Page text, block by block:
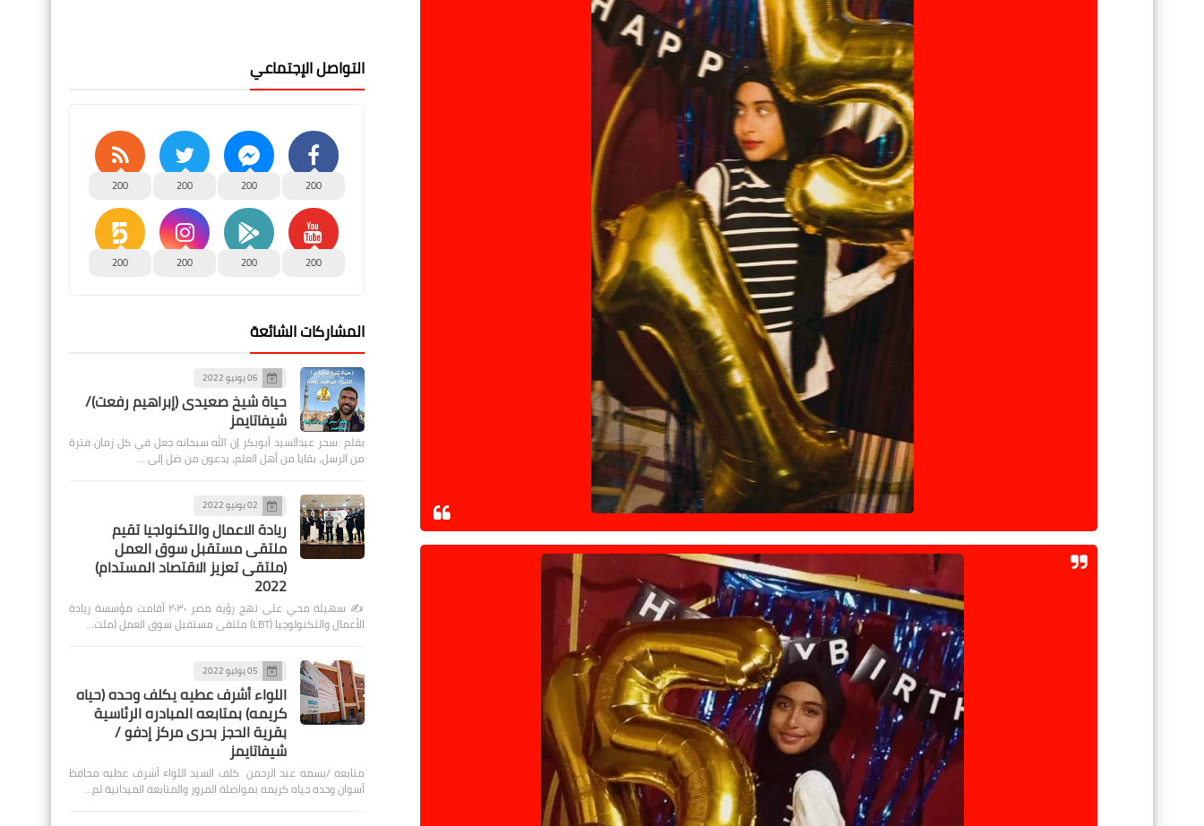
التواصل الإجتماعي
200
200
200
200
200
200
200
200
المشاركات الشائعة
06 يونيو 2022
حياة شيخ صعيدى (إبراهيم رفعت)/
شيفاتايمز
بقلم :سحر عبدالسيد أبوبكر إن الله سبحانه جعل في كل زمان فترة
من الرسل، بقايا من أهل العلم، يدعون من ضل إلى …
02 يونيو 2022
ريادة الاعمال والتكنولجيا تقيم
ملتقى مستقبل سوق العمل
(ملتقى تعزيز الاقتصاد المستدام)
2022
✍️ سهيلة محي على نهج رؤية مصر ٢٠٣٠ أقامت مؤسسة ريادة
الأعمال والتكنولوجيا (LBT) ملتقى مستقبل سوق العمل (ملت…
05 يوليو 2022
اللواء أشرف عطيه يكلف وحده (حياه
كريمه) بمتابعه المبادره الرئاسية
بقرية الحجز بحرى مركز إدفو /
شيفاتايمز
متابعه /بسمه عبد الرحمن كلف السيد اللواء أشرف عطيه محافظ
أسوان وحده حياه كريمه بمواصلة المرور والمتابعة الميدانية لم…